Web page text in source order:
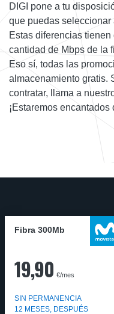
DIGI pone a tu
que puedas
Estas diferencias
cantidad de Mbps de la
Eso sí, todas las
almacenamiento gratis.
contratar, llama a
¡Estaremos encantados
Fibra 300Mb
19,90 €/mes
SIN PERMANENCIA
12 MESES, DESPUÉS